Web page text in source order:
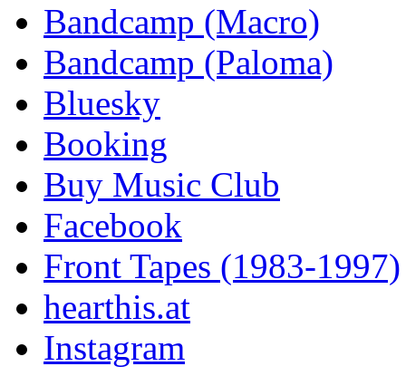
Bandcamp (Macro)
Bandcamp (Paloma)
Bluesky
Booking
Buy Music Club
Facebook
Front Tapes (1983-1997)
hearthis.at
Instagram